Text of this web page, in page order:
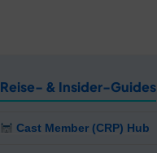
Reise- & Insider-Guides
Cast Member (CRP) Hub